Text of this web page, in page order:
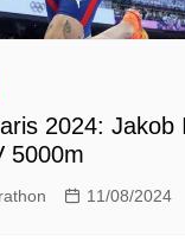
2024: Jakob
5000m
11/08/2024